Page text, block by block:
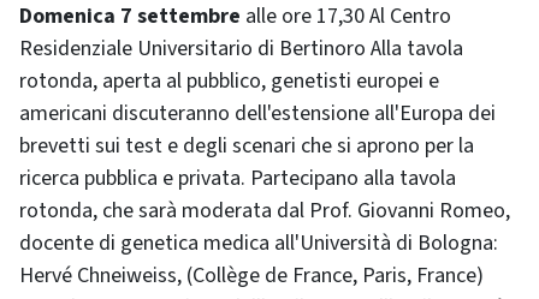
Domenica 7 settembre alle ore 17,30 Al Centro
Residenziale Universitario di Bertinoro Alla tavola
rotonda, aperta al pubblico, genetisti europei e
americani discuteranno dell'estensione all'Europa dei
brevetti sui test e degli scenari che si aprono per la
ricerca pubblica e privata. Partecipano alla tavola
rotonda, che sarà moderata dal Prof. Giovanni Romeo,
docente di genetica medica all'Università di Bologna:
Hervé Chneiweiss, (Collège de France, Paris, France)